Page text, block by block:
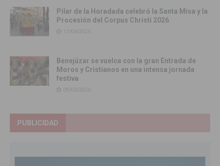
Pilar de la Horadada celebró la Santa Misa y la
Procesión del Corpus Christi 2026
11/06/2026
Benejúzar se vuelca con la gran Entrada de
Moros y Cristianos en una intensa jornada
festiva
09/06/2026
PUBLICIDAD